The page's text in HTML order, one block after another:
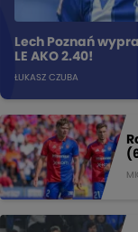
Lech Poznań
LE AKO 2.40!
ŁUKASZ CZUBA